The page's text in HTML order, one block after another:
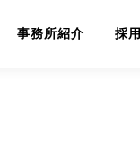
事務所紹介 採用